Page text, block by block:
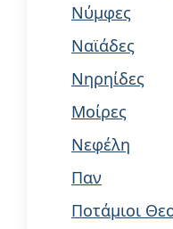
Νύμφες
Ναϊάδες
Νηρηίδες
Μοίρες
Νεφέλη
Παν
Ποτάμιοι